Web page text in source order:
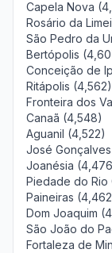
Capela Nova
Rosário da
São Pedro da
Bertópolis
Conceição de
Ritápolis (4,562)
Fronteira dos
Canaã (4,548)
Aguanil (4,522)
José
Joanésia
Piedade do Rio
Paineiras
Dom Joaquim
São João do
Fortaleza de